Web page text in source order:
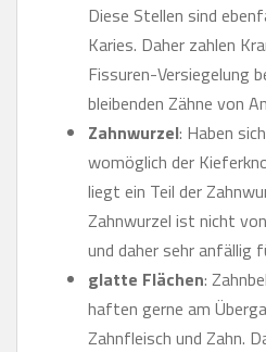
Diese Stellen sind
Karies. Daher zahlen
Fissuren-Versiegelung
bleibenden Zähne von
Zahnwurzel: Haben
womöglich der
liegt ein Teil der
Zahnwurzel ist nicht
und daher sehr anfällig
glatte Flächen:
haften gerne am
Zahnfleisch und Zahn.